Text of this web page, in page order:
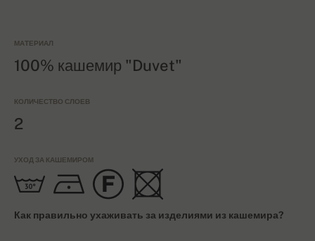
МАТЕРИАЛ
100% кашемир "Duvet"
КОЛИЧЕСТВО СЛОЕВ
2
УХОД ЗА КАШЕМИРОМ
Как правильно ухаживать за изделиями из кашемира?